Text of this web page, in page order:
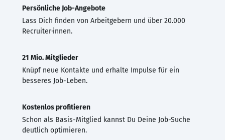
Persönliche Job-Angebote
Lass Dich finden von Arbeitgebern und über 20.000
Recruiter·innen.
21 Mio. Mitglieder
Knüpf neue Kontakte und erhalte Impulse für ein
besseres Job-Leben.
Kostenlos profitieren
Schon als Basis-Mitglied kannst Du Deine Job-Suche
deutlich optimieren.